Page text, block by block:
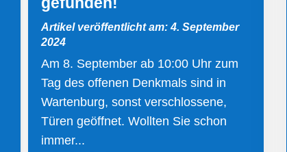
Artikel veröffentlicht am: 4. September
2024
Am 8. September ab 10:00 Uhr zum
Tag des offenen Denkmals sind in
Wartenburg, sonst verschlossene,
Türen geöffnet. Wollten Sie schon
immer...